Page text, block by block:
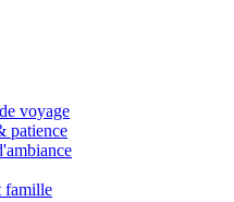
voyage
patience
famille